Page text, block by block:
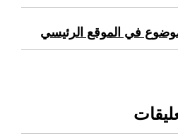
في الموقع الرئيسي